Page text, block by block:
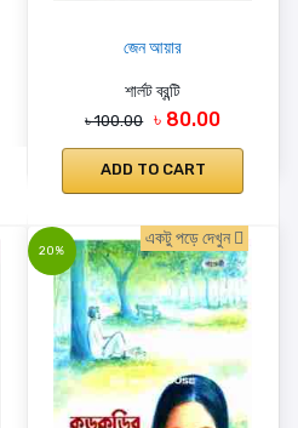
জেন আয়ার
শার্লট ব্রন্টি
৳ 100.00 ৳ 80.00
ADD TO CART
20%
একটু পড়ে দেখুন